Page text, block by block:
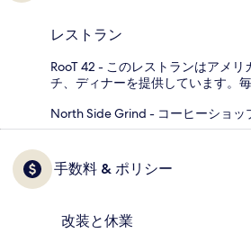
レストラン
RooT 42 - このレストランはアメ
チ、ディナーを提供しています。
North Side Grind - コーヒーショッ
手数料 & ポリシー
改装と休業